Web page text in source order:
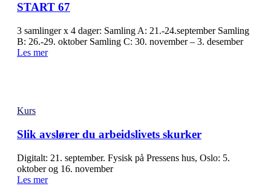
START 67
3 samlinger x 4 dager: Samling A: 21.-24.september Samling
B: 26.-29. oktober Samling C: 30. november – 3. desember
Les mer
Kurs
Slik avslører du arbeidslivets skurker
Digitalt: 21. september. Fysisk på Pressens hus, Oslo: 5.
oktober og 16. november
Les mer